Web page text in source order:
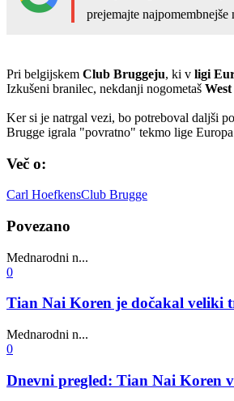
prejemajte
Pri belgijskem Club Bruggeju, ki v ligi
Izkušeni branilec, nekdanji nogometaš
Ker si je natrgal vezi, bo potreboval daljši
Brugge igrala "povratno" tekmo lige
Več o:
Carl HoefkensClub Brugge
Povezano
Mednarodni n...
0
Tian Nai Koren je dočakal veliki
Mednarodni n...
0
Dnevni pregled: Tian Nai Koren